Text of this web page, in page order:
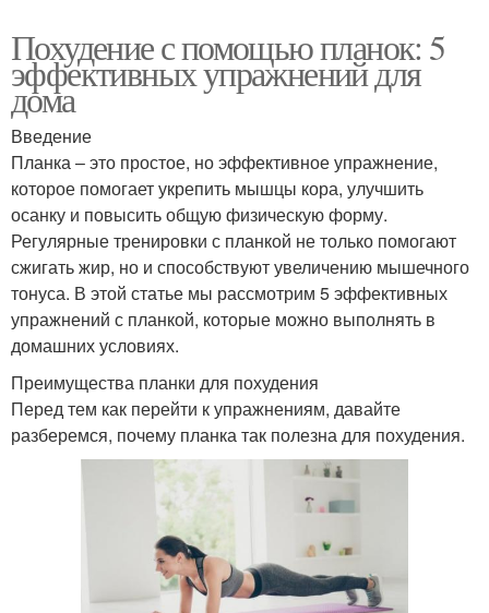
Похудение с помощью планок: 5
эффективных упражнений для
дома
Введение
Планка – это простое, но эффективное упражнение,
которое помогает укрепить мышцы кора, улучшить
осанку и повысить общую физическую форму.
Регулярные тренировки с планкой не только помогают
сжигать жир, но и способствуют увеличению мышечного
тонуса. В этой статье мы рассмотрим 5 эффективных
упражнений с планкой, которые можно выполнять в
домашних условиях.
Преимущества планки для похудения
Перед тем как перейти к упражнениям, давайте
разберемся, почему планка так полезна для похудения.